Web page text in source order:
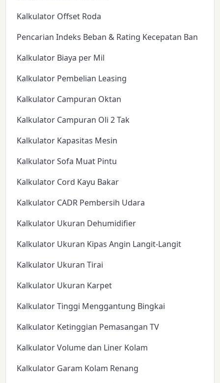
Kalkulator Offset Roda
Pencarian Indeks Beban & Rating Kecepatan Ban
Kalkulator Biaya per Mil
Kalkulator Pembelian Leasing
Kalkulator Campuran Oktan
Kalkulator Campuran Oli 2 Tak
Kalkulator Kapasitas Mesin
Kalkulator Sofa Muat Pintu
Kalkulator Cord Kayu Bakar
Kalkulator CADR Pembersih Udara
Kalkulator Ukuran Dehumidifier
Kalkulator Ukuran Kipas Angin Langit-Langit
Kalkulator Ukuran Tirai
Kalkulator Ukuran Karpet
Kalkulator Tinggi Menggantung Bingkai
Kalkulator Ketinggian Pemasangan TV
Kalkulator Volume dan Liner Kolam
Kalkulator Garam Kolam Renang